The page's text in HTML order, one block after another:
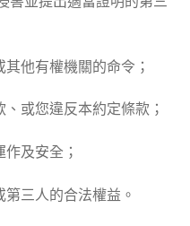
他有權機關的命令；
或您違反本約定條款；
及安全；
三人的合法權益。